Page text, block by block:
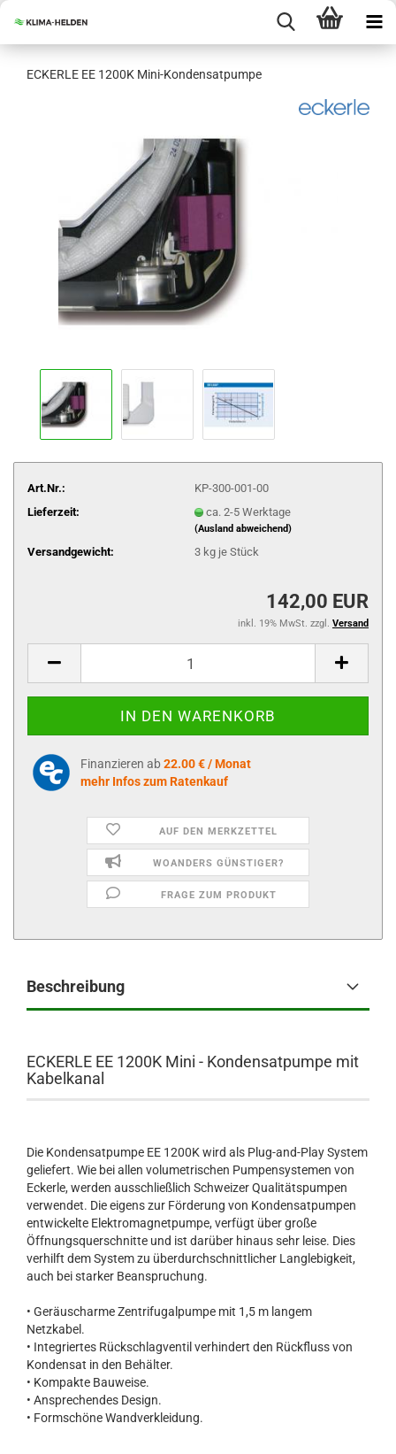
ECKER­LE EE 1200K Mini-​Kondensatpumpe
Art.Nr.:
KP-300-001-00
Lieferzeit:
ca. 2-5 Werktage
(Ausland abweichend)
Versandgewicht: 3kg je Stück
142,00 EUR
inkl. 19% MwSt. zzgl. Versand
Finanzieren ab 22.00 € / Monat
mehr Infos zum Ratenkauf
AUF DEN MERKZETTEL
WOANDERS GÜNSTIGER?
FRAGE ZUM PRODUKT
Beschreibung
ECKERLE EE 1200K Mini - Kondensatpumpe mit
Kabelkanal
Die Kondensatpumpe EE 1200K wird als Plug-and-Play System
geliefert. Wie bei allen volumetrischen Pumpensystemen von
Eckerle, werden ausschließlich Schweizer Qualitätspumpen
verwendet. Die eigens zur Förderung von Kondensatpumpen
entwickelte Elektromagnetpumpe, verfügt über große
Öffnungsquerschnitte und ist darüber hinaus sehr leise. Dies
verhilft dem System zu überdurchschnittlicher Langlebigkeit,
auch bei starker Beanspruchung.
• Geräuscharme Zentrifugalpumpe mit 1,5 m langem
Netzkabel.
• Integriertes Rückschlagventil verhindert den Rückfluss von
Kondensat in den Behälter.
• Kompakte Bauweise.
• Ansprechendes Design.
• Formschöne Wandverkleidung.